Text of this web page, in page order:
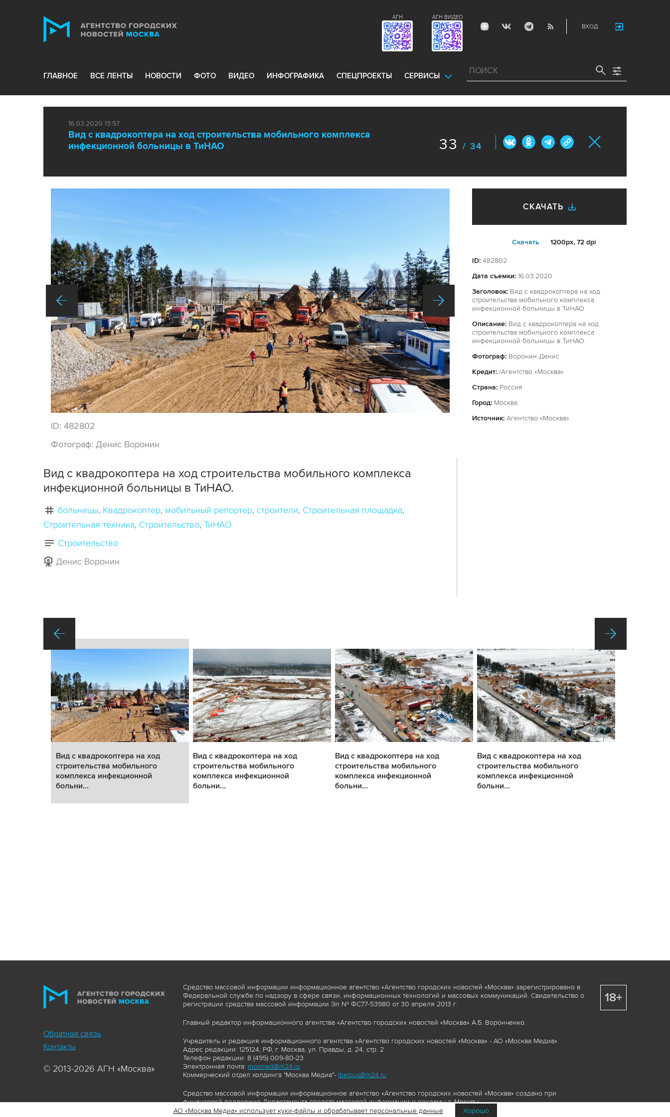
ВХОД
АГН ВИДЕО
АГН
ГЛАВНОЕ ВСЕ ЛЕНТЫ НОВОСТИ ФОТО ВИДЕО ИНФОГРАФИКА СПЕЦПРОЕКТЫ СЕРВИСЫ
16.03.2020 13:57
Вид с квадрокоптера на ход строительства мобильного комплекса
инфекционной больницы в ТиНАО
33 / 34
ID: 482802
Фотограф: Денис Воронин
СКАЧАТЬ
Cкачать 1200px, 72 dpi
ID: 482802
Дата съемки: 16.03.2020
Заголовок: Вид с квадрокоптера на ход
строительства мобильного комплекса
инфекционной больницы в ТиНАО
Описание: Вид с квадрокоптера на ход
строительства мобильного комплекса
инфекционной больницы в ТиНАО.
Фотограф: Воронин Денис
Кредит: /Агентство «Москва»
Страна: Россия
Город: Москва
Источник: Агентство «Москва»
Вид с квадрокоптера на ход строительства мобильного комплекса
инфекционной больницы в ТиНАО.
больницы Квадрокоптер мобильный репортер строители Строительная площадка
Строительная техника Строительство ТиНАО
Строительство
Денис Воронин
Вид с квадрокоптера на ход
строительства мобильного
комплекса инфекционной
больни...
Вид с квадрокоптера на ход
строительства мобильного
комплекса инфекционной
больни...
Вид с квадрокоптера на ход
строительства мобильного
комплекса инфекционной
больни...
Вид с квадрокоптера на ход
строительства мобильного
комплекса инфекционной
больни...
Обратная связь
Контакты
© 2013-2026 АГН «Москва»
Средство массовой информации информационное агентство «Агентство городских новостей «Москва» зарегистрировано в
Федеральной службе по надзору в сфере связи, информационных технологий и массовых коммуникаций. Свидетельство о
регистрации средства массовой информации Эл № ФС77-53980 от 30 апреля 2013 г.
Главный редактор информационного агентства «Агентство городских новостей «Москва» А.Б. Воронченко.
Учредитель и редакция информационного агентства «Агентство городских новостей «Москва» - АО «Москва Медиа».
Адрес редакции: 125124, РФ, г. Москва, ул. Правды, д. 24, стр. 2
Телефон редакции: 8 (495) 009-80-23
Электронная почта: mosmed@m24.ru
Коммерческий отдел холдинга "Москва Медиа"- ibelous@m24.ru
Средство массовой информации информационное агентство «Агентство городских новостей «Москва» создано при
финансовой поддержке Департамента средств массовой информации и рекламы г. Москвы.
18+
АО «Москва Медиа» использует куки-файлы и обрабатывает персональные данные Хорошо